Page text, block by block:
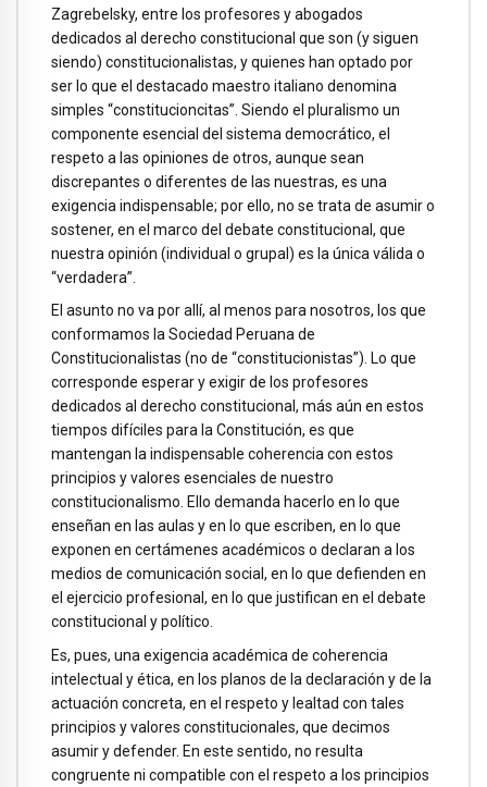
Zagrebelsky, entre los profesores y abogados
dedicados al derecho constitucional que son (y siguen
siendo) constitucionalistas, y quienes han optado por
ser lo que el destacado maestro italiano denomina
simples “constitucioncitas”. Siendo el pluralismo un
componente esencial del sistema democrático, el
respeto a las opiniones de otros, aunque sean
discrepantes o diferentes de las nuestras, es una
exigencia indispensable; por ello, no se trata de asumir o
sostener, en el marco del debate constitucional, que
nuestra opinión (individual o grupal) es la única válida o
“verdadera”.
El asunto no va por allí, al menos para nosotros, los que
conformamos la Sociedad Peruana de
Constitucionalistas (no de “constitucionistas”). Lo que
corresponde esperar y exigir de los profesores
dedicados al derecho constitucional, más aún en estos
tiempos difíciles para la Constitución, es que
mantengan la indispensable coherencia con estos
principios y valores esenciales de nuestro
constitucionalismo. Ello demanda hacerlo en lo que
enseñan en las aulas y en lo que escriben, en lo que
exponen en certámenes académicos o declaran a los
medios de comunicación social, en lo que defienden en
el ejercicio profesional, en lo que justifican en el debate
constitucional y político.
Es, pues, una exigencia académica de coherencia
intelectual y ética, en los planos de la declaración y de la
actuación concreta, en el respeto y lealtad con tales
principios y valores constitucionales, que decimos
asumir y defender. En este sentido, no resulta
congruente ni compatible con el respeto a los principios